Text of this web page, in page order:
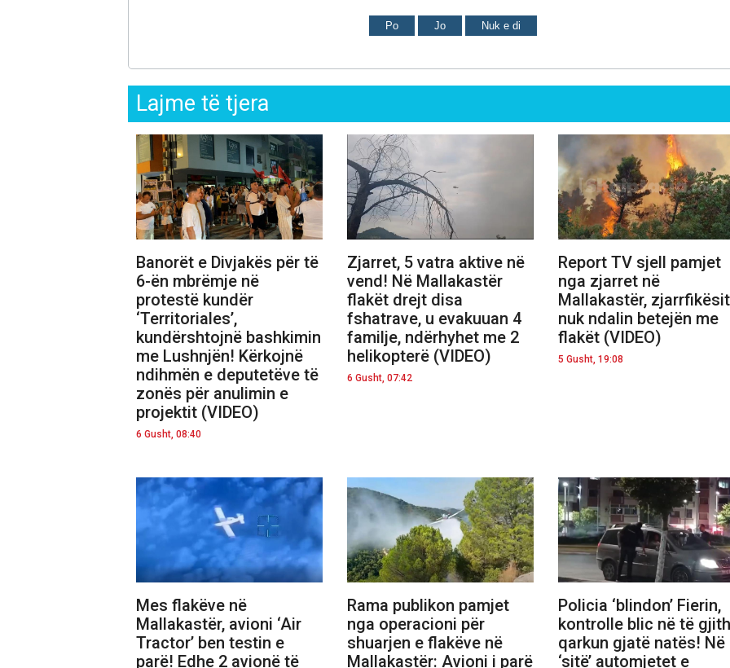
Po Jo Nuk e di
Lajme të tjera
Banorët e Divjakës për të
6-ën mbrëmje në
protestë kundër
‘Territoriales’,
kundërshtojnë bashkimin
me Lushnjën! Kërkojnë
ndihmën e deputetëve të
zonës për anulimin e
projektit (VIDEO)
6 Gusht, 08:40
Zjarret, 5 vatra aktive në
vend! Në Mallakastër
flakët drejt disa
fshatrave, u evakuuan 4
familje, ndërhyhet me 2
helikopterë (VIDEO)
6 Gusht, 07:42
Report TV sjell pamjet
nga zjarret në
Mallakastër, zjarrfikësit
nuk ndalin betejën me
flakët (VIDEO)
5 Gusht, 19:08
Mes flakëve në
Mallakastër, avioni ‘Air
Tractor’ ben testin e
parë! Edhe 2 avionë të
Rama publikon pamjet
nga operacioni për
shuarjen e flakëve në
Mallakastër: Avioni i parë
Policia ‘blindon’ Fierin,
kontrolle blic në të
qarkun gjatë natës! Në
‘sitë’ automjetet e